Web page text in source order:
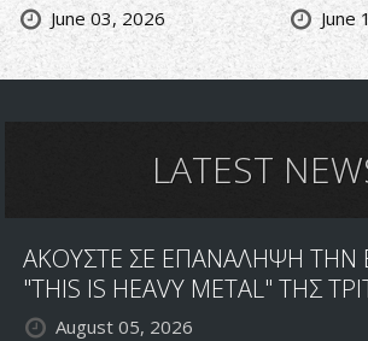
June 03, 2026 June
LATEST
ΑΚΟΥΣΤΕ ΣΕ ΕΠΑΝΑΛΗΨΗ
"THIS IS HEAVY METAL" ΤΗΣ
August 05, 2026